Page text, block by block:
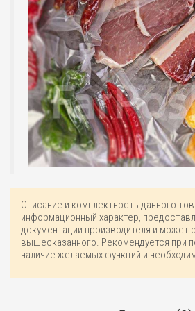
Описание и комплектность данного
информационный характер,
документации производителя и может
вышесказанного. Рекомендуется при
наличие желаемых функций и